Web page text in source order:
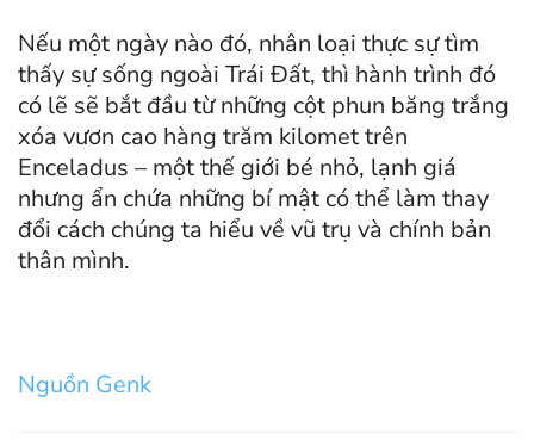
Nếu một ngày nào đó, nhân loại thực sự tìm
thấy sự sống ngoài Trái Đất, thì hành trình đó
có lẽ sẽ bắt đầu từ những cột phun băng trắng
xóa vươn cao hàng trăm kilomet trên
Enceladus – một thế giới bé nhỏ, lạnh giá
nhưng ẩn chứa những bí mật có thể làm thay
đổi cách chúng ta hiểu về vũ trụ và chính bản
thân mình.
Nguồn Genk